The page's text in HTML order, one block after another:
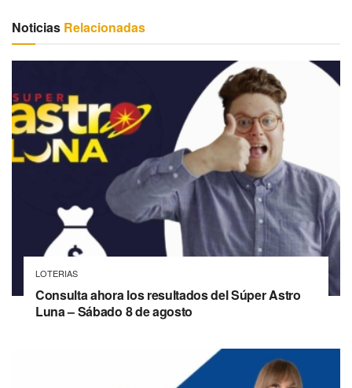
Noticias Relacionadas
LOTERIAS
Consulta ahora los resultados del Súper Astro
Luna – Sábado 8 de agosto